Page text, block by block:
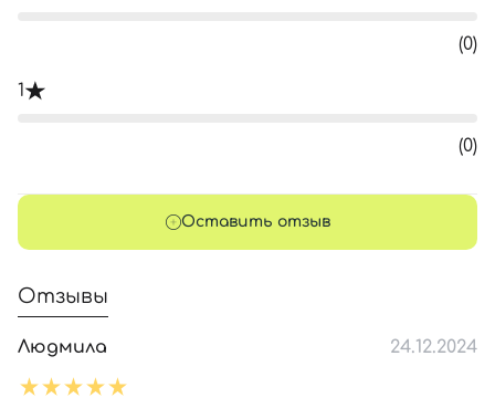
(0)
1
(0)
Оставить отзыв
Отзывы
Людмила 24.12.2024